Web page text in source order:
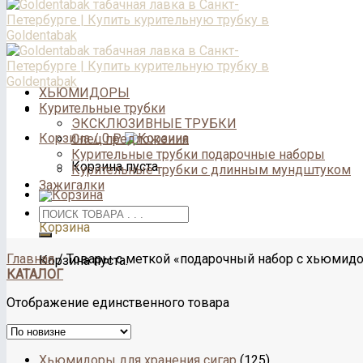
Корзина /0₽
Корзина пуста.
Корзина
Корзина пуста.
ХЬЮМИДОРЫ
Курительные трубки
ЭКСКЛЮЗИВНЫЕ ТРУБКИ
Спец предложения
Курительные трубки подарочные наборы
Курительные трубки с длинным мундштуком
Зажигалки
Главная /Товары с меткой «подарочный набор с
КАТАЛОГ
Отображение единственного товара